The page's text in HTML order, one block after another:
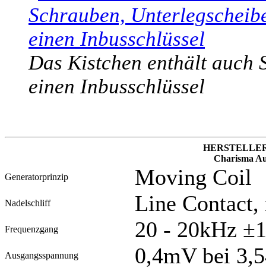
Das Kistchen enthält auch
einen Inbusschlüssel
Charisma
Generatorprinzip
Moving Coil
Nadelschliff Line
Frequenzgang 20 - 20kHz
Ausgangsspannung 0,4mV bei